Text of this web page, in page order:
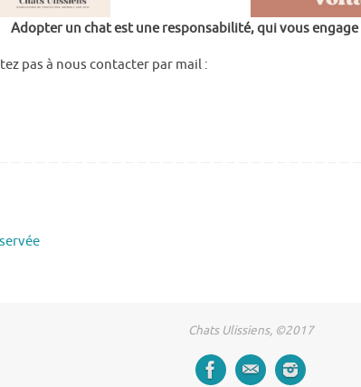
Adopter un chat est une responsabilité, qui vous
pas à nous contacter par mail :
Chats Ulissiens, ©2017